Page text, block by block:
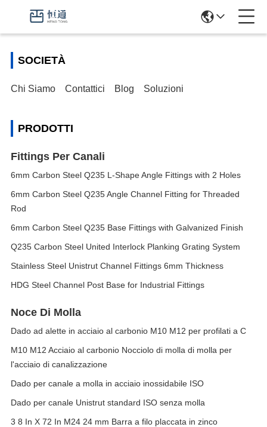
SOCIETÀ
Chi Siamo Contattici Blog Soluzioni
PRODOTTI
Fittings Per Canali
6mm Carbon Steel Q235 L-Shape Angle Fittings with 2 Holes
6mm Carbon Steel Q235 Angle Channel Fitting for Threaded
Rod
6mm Carbon Steel Q235 Base Fittings with Galvanized Finish
Q235 Carbon Steel United Interlock Planking Grating System
Stainless Steel Unistrut Channel Fittings 6mm Thickness
HDG Steel Channel Post Base for Industrial Fittings
Noce Di Molla
Dado ad alette in acciaio al carbonio M10 M12 per profilati a C
M10 M12 Acciaio al carbonio Nocciolo di molla di molla per
l'acciaio di canalizzazione
Dado per canale a molla in acciaio inossidabile ISO
Dado per canale Unistrut standard ISO senza molla
3 8 In X 72 In M24 24 mm Barra a filo placcata in zinco